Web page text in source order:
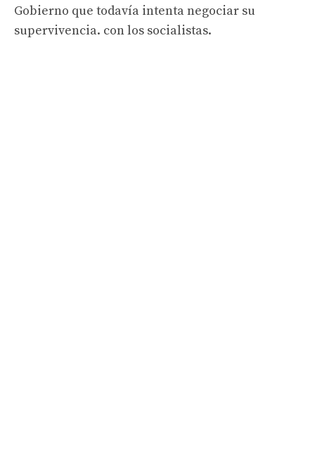
Gobierno que todavía intenta negociar su
supervivencia. con los socialistas.